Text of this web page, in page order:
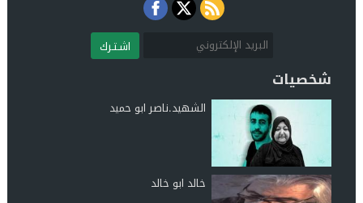
اشـتـرك
شخصيات
الشهيد.ناصر ابو حميد
خالد ابو خالد